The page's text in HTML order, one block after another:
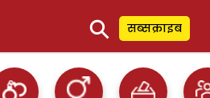
⚲ सब्सक्राइब